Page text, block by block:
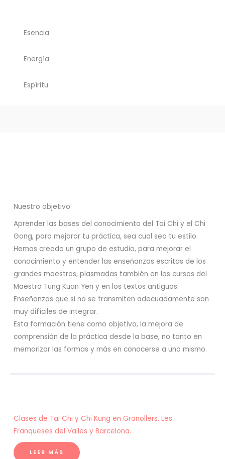
Esencia
Energía
Espíritu
Nuestro objetivo
Aprender las bases del conocimiento del Tai Chi y el Chi
Gong, para mejorar tu práctica, sea cual sea tu estilo.
Hemos creado un grupo de estudio, para mejorar el
conocimiento y entender las enseñanzas escritas de los
grandes maestros, plasmadas también en los cursos del
Maestro Tung Kuan Yen y en los textos antiguos.
Enseñanzas que si no se transmiten adecuadamente son
muy difíciles de integrar.
Esta formación tiene como objetivo, la mejora de
comprensión de la práctica desde la base, no tanto en
memorizar las formas y más en conocerse a uno mismo.
Clases de Tai Chi y Chi Kung en Granollers, Les
Franqueses del Valles y Barcelona.
LEER MÁS